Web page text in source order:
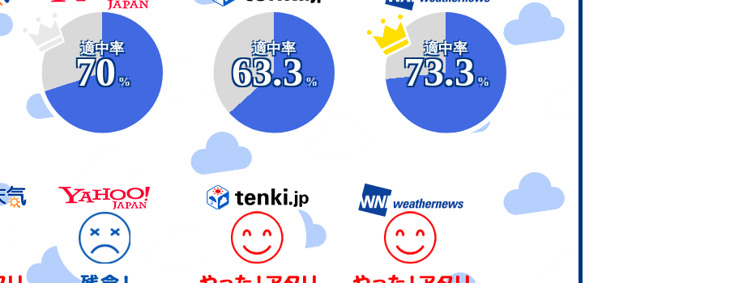
適中率
70
%
適中率
63.3
%
適中率
73.3
%